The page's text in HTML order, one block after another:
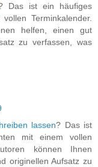
Das ist ein häufiges
Terminkalender.
helfen, einen gut
zu verfassen, was
lassen? Das ist
mit einem vollen
können Ihnen
originellen Aufsatz zu